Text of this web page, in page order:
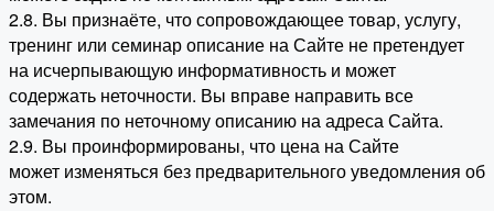
2.8. Вы признаёте, что сопровождающее товар, услугу,
тренинг или семинар описание на Сайте не претендует
на исчерпывающую информативность и может
содержать неточности. Вы вправе направить все
замечания по неточному описанию на адреса Сайта.
2.9. Вы проинформированы, что цена на Сайте
может изменяться без предварительного уведомления об
этом.